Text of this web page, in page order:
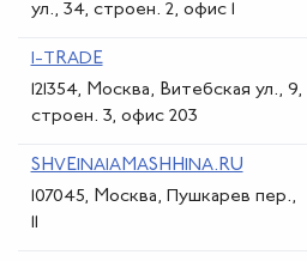
ул., 34, строен. 2, офис 1
I-TRADE
121354, Москва, Витебская ул., 9,
строен. 3, офис 203
SHVEINAIAMASHHINA.RU
107045, Москва, Пушкарев пер.,
11